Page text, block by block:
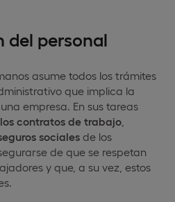
del personal
asume todos los trámites
que implica la
empresa. En sus tareas
contratos de trabajo
sociales de los
de que se respetan
y que, a su vez, estos